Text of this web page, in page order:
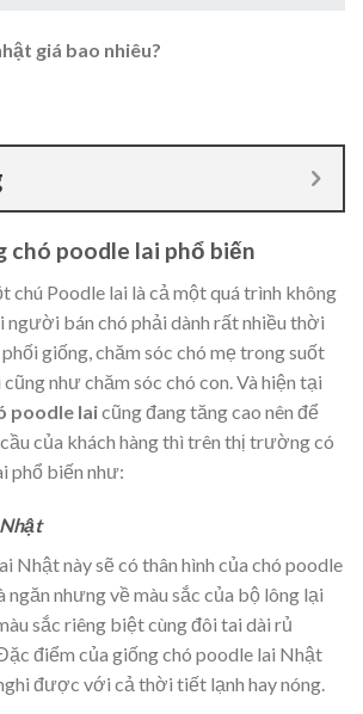
giá bao nhiêu?
chó poodle lai phổ biến
Poodle lai là cả một quá trình không
người bán chó phải dành rất nhiều thời
giống, chăm sóc chó mẹ trong suốt
như chăm sóc chó con. Và hiện tại
poodle laicũng đang tăng cao nên để
của khách hàng thì trên thị trường có
phổ biến như:
Nhật này sẽ có thân hình của chó poodle
nhưng về màu sắc của bộ lông lại
sắc riêng biệt cùng đôi tai dài rủ
điểm của giống chó poodle lai Nhật
được với cả thời tiết lạnh hay nóng.